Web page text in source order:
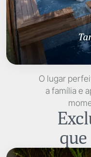
O lugar
a família e